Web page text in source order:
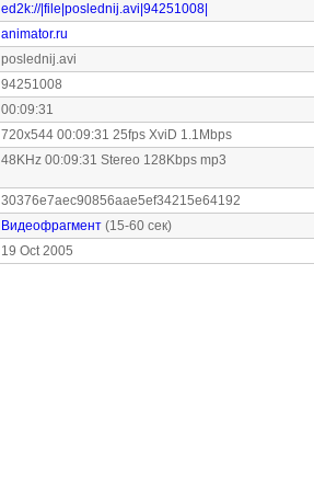
ed2k://|file|poslednij.avi|94251008|
animator.ru
poslednij.avi
94251008
00:09:31
720x544 00:09:31 25fps XviD 1.1Mbps
48KHz 00:09:31 Stereo 128Kbps mp3
30376e7aec90856aae5ef34215e64192
Видеофрагмент (15-60 сек)
19 Oct 2005